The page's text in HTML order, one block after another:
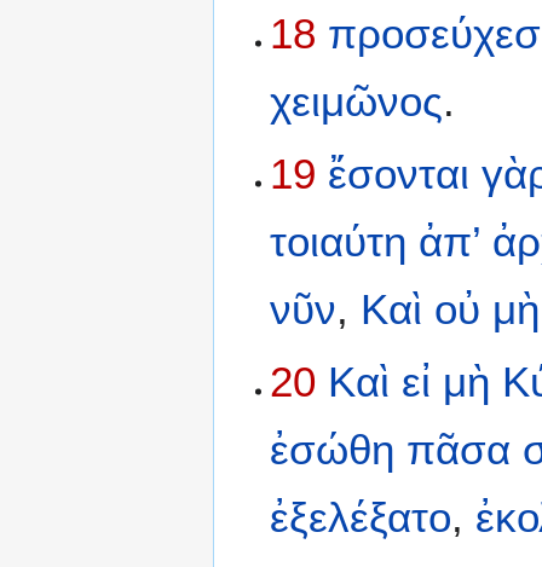
18
χειμῶνος.
19 ἔσονται
τοιαύτη ἀπ’
νῦν, Καὶ οὐ μὴ
20 Καὶ εἰ μὴ
ἐσώθη πᾶσα
ἐξελέξατο,